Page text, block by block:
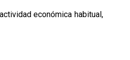
económica habitual,